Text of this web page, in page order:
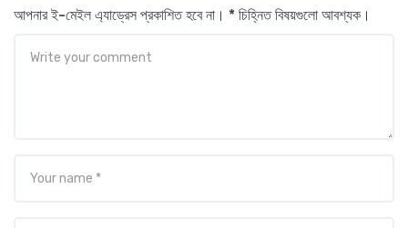
আপনার ই-মেইল এ্যাড্রেস প্রকাশিত হবে না। * চিহ্নিত বিষয়গুলো আবশ্যক।